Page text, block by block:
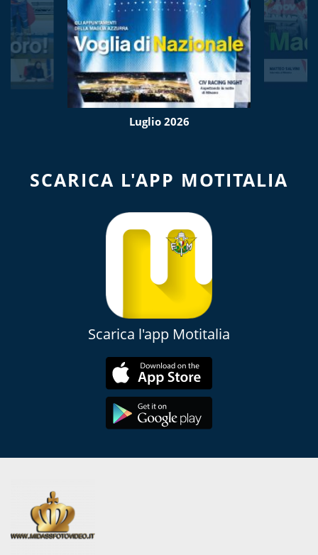
Luglio 2026
SCARICA L'APP MOTITALIA
Scarica l'app Motitalia